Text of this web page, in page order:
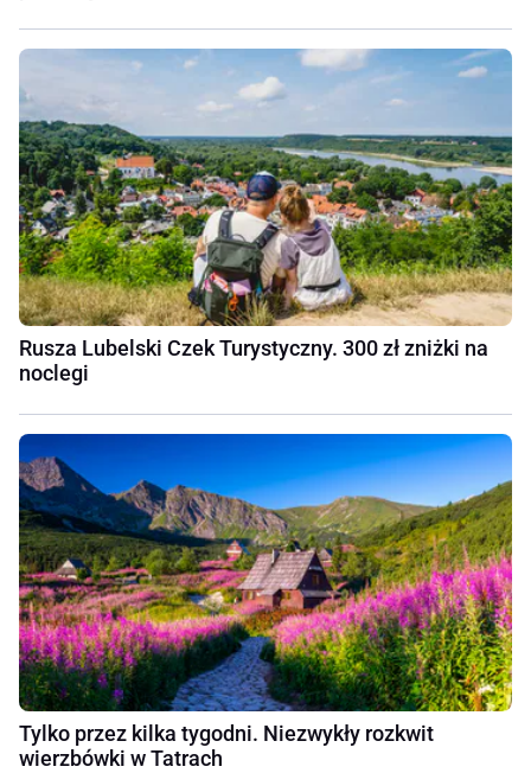
Rusza Lubelski Czek Turystyczny. 300 zł zniżki na
noclegi
Tylko przez kilka tygodni. Niezwykły rozkwit
wierzbówki w Tatrach